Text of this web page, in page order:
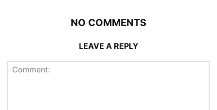
NO COMMENTS
LEAVE A REPLY